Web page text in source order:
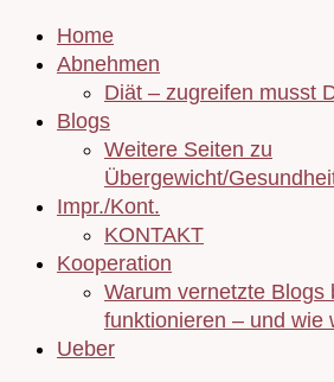
Home
Abnehmen
Diät – zugreifen musst
Blogs
Weitere Seiten zu
Übergewicht/
Impr./Kont.
KONTAKT
Kooperation
Warum vernetzte Blogs
funktionieren – und wie
Ueber